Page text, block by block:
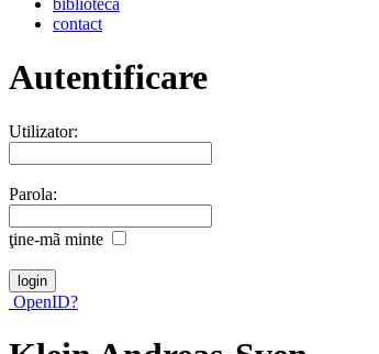
contact
Autentificare
Utilizator:
Parola:
ţine-mã minte
OpenID?